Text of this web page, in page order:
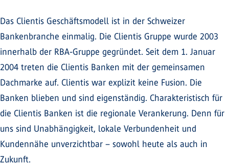
Das Clientis Geschäftsmodell ist in der Schweizer
Bankenbranche einmalig. Die Clientis Gruppe wurde 2003
innerhalb der RBA-Gruppe gegründet. Seit dem 1. Januar
2004 treten die Clientis Banken mit der gemeinsamen
Dachmarke auf. Clientis war explizit keine Fusion. Die
Banken blieben und sind eigenständig. Charakteristisch für
die Clientis Banken ist die regionale Verankerung. Denn für
uns sind Unabhängigkeit, lokale Verbundenheit und
Kundennähe unverzichtbar – sowohl heute als auch in
Zukunft.